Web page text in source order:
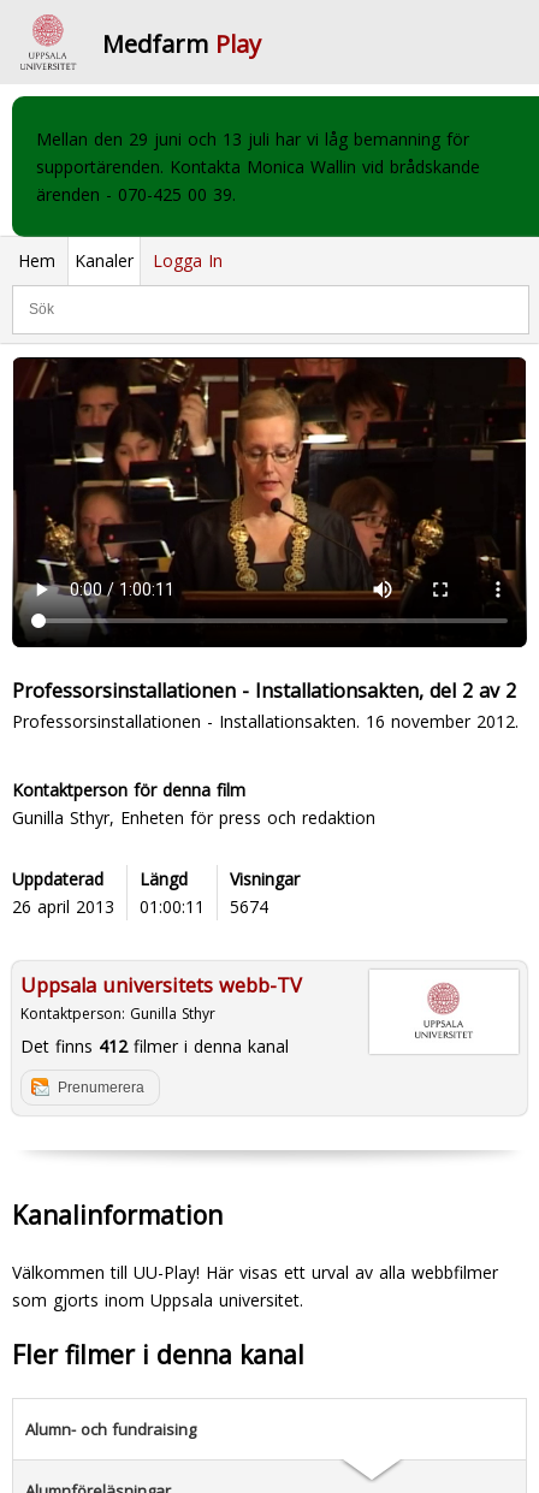
Medfarm Play
Mellan den 29 juni och 13 juli har vi låg bemanning för
supportärenden. Kontakta Monica Wallin vid brådskande
ärenden - 070-425 00 39.
Hem Kanaler Logga In
Professorsinstallationen - Installationsakten, del 2 av 2
Professorsinstallationen - Installationsakten. 16 november 2012.
Kontaktperson för denna film
Gunilla Sthyr, Enheten för press och redaktion
Uppdaterad
26 april 2013
Längd
01:00:11
Visningar
5674
Uppsala universitets webb-TV
Kontaktperson: Gunilla Sthyr
Det finns 412filmer i denna kanal
Prenumerera
Kanalinformation
Välkommen till UU-Play! Här visas ett urval av alla webbfilmer
som gjorts inom Uppsala universitet.
Fler filmer i denna kanal
Alumn- och fundraising